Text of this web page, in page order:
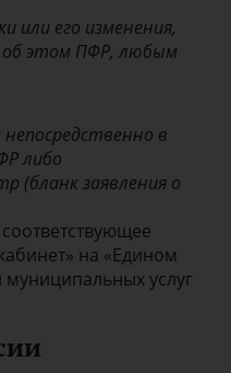
или его изменения,
об этом ПФР, любым
непосредственно в
либо
(бланк заявления о
на «Едином
муниципальных услуг